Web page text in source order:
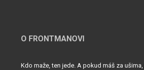
O FRONTMANOVI
Kdo maže, ten jede. A pokud máš za